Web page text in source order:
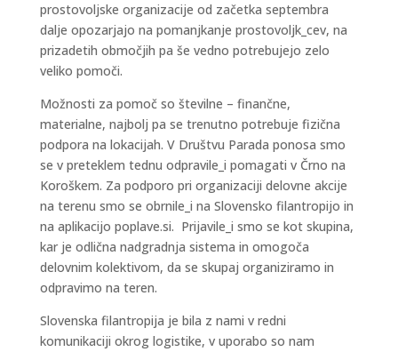
prostovoljske organizacije od začetka septembra
dalje opozarjajo na pomanjkanje prostovoljk_cev, na
prizadetih območjih pa še vedno potrebujejo zelo
veliko pomoči.
Možnosti za pomoč so številne – finančne,
materialne, najbolj pa se trenutno potrebuje fizična
podpora na lokacijah. V Društvu Parada ponosa smo
se v preteklem tednu odpravile_i pomagati v Črno na
Koroškem. Za podporo pri organizaciji delovne akcije
na terenu smo se obrnile_i na Slovensko filantropijo in
na aplikacijo poplave.si. Prijavile_i smo se kot skupina,
kar je odlična nadgradnja sistema in omogoča
delovnim kolektivom, da se skupaj organiziramo in
odpravimo na teren.
Slovenska filantropija je bila z nami v redni
komunikaciji okrog logistike, v uporabo so nam